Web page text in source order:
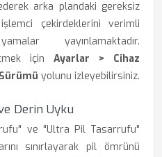
arka plandaki gereksiz
çekirdeklerini verimli
yayınlamaktadır.
için Ayarlar > Cihaz
yolunu izleyebilirsiniz.
Derin Uyku
ve "Ultra Pil Tasarrufu"
sınırlayarak pil ömrünü